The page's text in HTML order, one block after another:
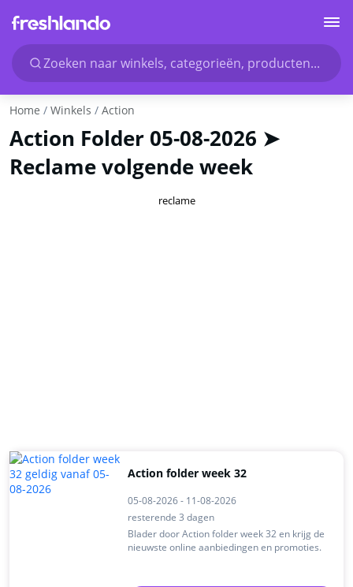
Zoeken naar winkels, categorieën, producten...
Home Winkels Action
Action Folder 05-08-2026 ➤
Reclame volgende week
reclame
Action folder week 32
05-08-2026 - 11-08-2026
resterende 3 dagen
Blader door Action folder week 32 en krijg de
nieuwste online aanbiedingen en promoties.